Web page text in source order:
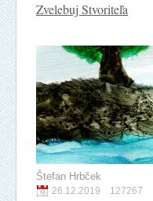
Zvelebuj Stvoriteľa
Štefan Hrbček
26.12.2019 127267